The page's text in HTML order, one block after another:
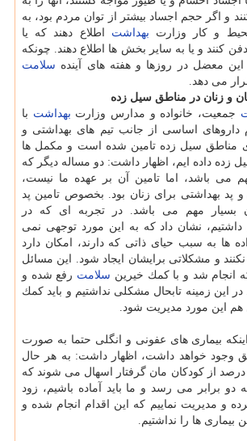
و اگر حجم اجساد بیشتر از توان مردم بود، به
و كار وزارت بهداشت اطلاع دهند كه یا
كنند و یا به سایر بخش ها اطلاع دهند. چونكه
این معضل در روزها و هفته های آینده سلامت
می دهد.
و زنان در مناطق سیل زده
جمعیت، خانواده و مدارس وزارت بهداشت با
داروهای اساسی از جانب تیم های بهداشتی و
مناطق سیل زده تامین شده است و مكمل ها
زده داده ایم، اظهار داشت: دو مساله دیگر كه
می باشد، اما تامین آن بر عهده ما نیست،
پد بهداشتی برای زنان بود. بخصوص تامین پد
بسیار مهم می باشد. در تجربه ای كه در
داشتیم، نشان داد كه به این مورد توجهی نمی
ها به سبب حیای ذاتی كه دارند، امكان دارد
نكنند و مشكلاتی برایشان ایجاد شود. این مسائل
انجام شد و با كمك خیرین سلامت رفع شده و
در این زمینه تابحال مشكلی نداشتیم و باید كمك
هم این مورد مدیریت شود.
اینكه بیماری های عفونی و انگلی حتما به صورت
وجود خواهد داشت، اظهار داشت: به هر حال
درصد از كودكان مان گرفتار اسهال می شوند كه
دو برابر می رسد و ما باید آماده باشیم، زود
و مدیریت نماییم كه این اقدام انجام شده و
ها را نداشتیم.